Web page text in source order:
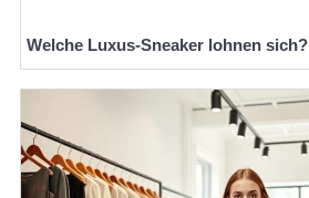
Welche Luxus-Sneaker lohnen sich?